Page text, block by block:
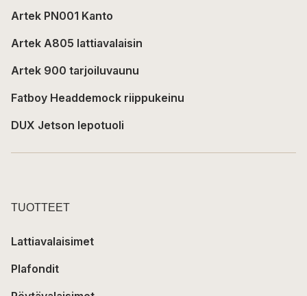
Artek PN001 Kanto
Artek A805 lattiavalaisin
Artek 900 tarjoiluvaunu
Fatboy Headdemock riippukeinu
DUX Jetson lepotuoli
TUOTTEET
Lattiavalaisimet
Plafondit